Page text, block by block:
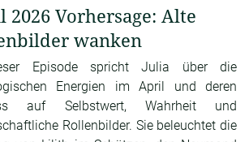
2026 Vorhersage: Alte
wanken
Episode spricht Julia über die
Energien im April und deren
auf Selbstwert, Wahrheit und
Rollenbilder. Sie beleuchtet die